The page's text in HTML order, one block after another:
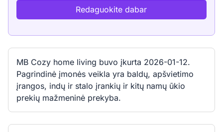
Redaguokite dabar
MB Cozy home living buvo įkurta 2026-01-12.
Pagrindinė įmonės veikla yra baldų, apšvietimo
įrangos, indų ir stalo įrankių ir kitų namų ūkio
prekių mažmeninė prekyba.